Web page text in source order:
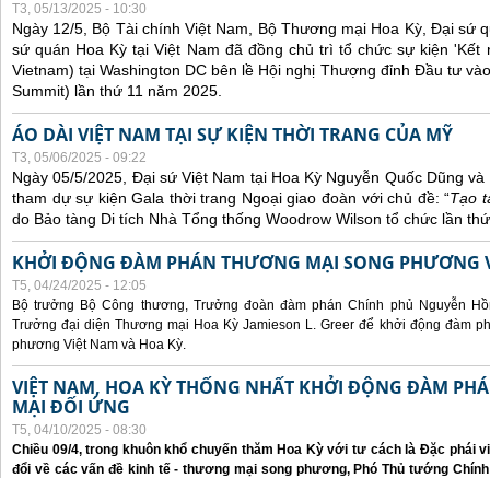
T3, 05/13/2025 - 10:30
Ngày 12/5, Bộ Tài chính Việt Nam, Bộ Thương mại Hoa Kỳ, Đại sứ
sứ quán Hoa Kỳ tại Việt Nam đã đồng chủ trì tổ chức sự kiện 'Kết
Vietnam) tại Washington DC bên lề Hội nghị Thượng đỉnh Đầu tư
Summit) lần thứ 11 năm 2025.
ÁO DÀI VIỆT NAM TẠI SỰ KIỆN THỜI TRANG CỦA MỸ
T3, 05/06/2025 - 09:22
Ngày 05/5/2025, Đại sứ Việt Nam tại Hoa Kỳ Nguyễn Quốc Dũng
tham dự sự kiện Gala thời trang Ngoại giao đoàn với chủ đề: “Tạo
do Bảo tàng Di tích Nhà Tổng thống Woodrow Wilson tổ chức lần
KHỞI ĐỘNG ĐÀM PHÁN THƯƠNG MẠI SONG PHƯƠNG
T5, 04/24/2025 - 12:05
Bộ trưởng Bộ Công thương, Trưởng đoàn đàm phán Chính phủ Nguyễn
Trưởng đại diện Thương mại Hoa Kỳ Jamieson L. Greer để khởi động đàm
phương Việt Nam và Hoa Kỳ.
VIỆT NAM, HOA KỲ THỐNG NHẤT KHỞI ĐỘNG ĐÀM
MẠI ĐỐI ỨNG
T5, 04/10/2025 - 08:30
Chiều 09/4, trong khuôn khổ chuyến thăm Hoa Kỳ với tư cách là Đặc phái
đổi về các vấn đề kinh tế - thương mại song phương, Phó Thủ tướng